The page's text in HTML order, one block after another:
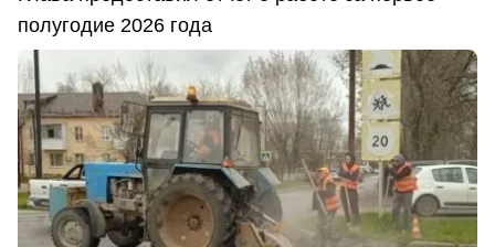
полугодие 2026 года